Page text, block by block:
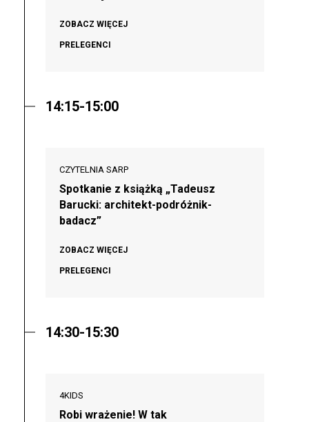
ZOBACZ WIĘCEJ
PRELEGENCI
14:15-15:00
CZYTELNIA SARP
Spotkanie z książką „Tadeusz
Barucki: architekt-podróżnik-
badacz”
ZOBACZ WIĘCEJ
PRELEGENCI
14:30-15:30
4KIDS
Robi wrażenie! W tak